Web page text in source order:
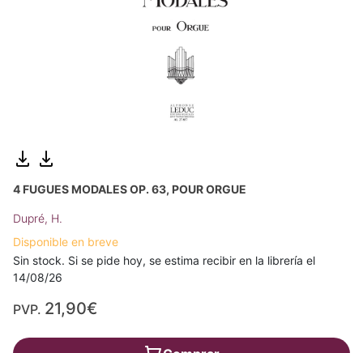
4 FUGUES MODALES OP. 63, POUR ORGUE
Dupré, H.
Disponible en breve
Sin stock. Si se pide hoy, se estima recibir en la librería el
14/08/26
PVP. 21,90€